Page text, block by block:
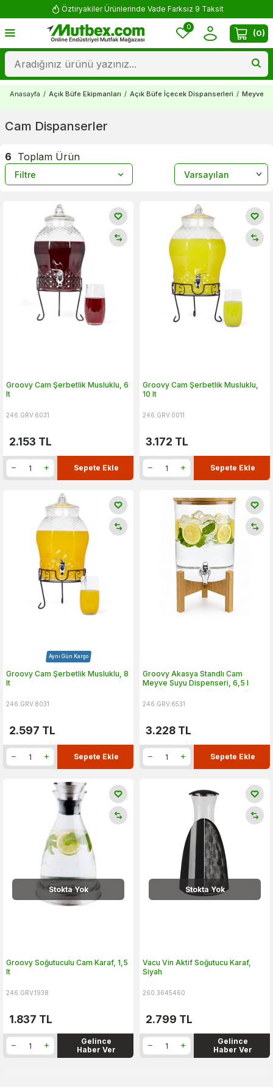
Öztiryakiler Ürünlerinde Vade Farksız 9 Taksit
0
(0)
Anasayfa / Açık Büfe Ekipmanları / Açık Büfe İçecek Dispanserleri / Meyve
Cam Dispanserler
6 Toplam Ürün
Filtre
Groovy Cam Şerbetlik Musluklu, 6
lt
246.GRV.6031
2.153 TL
Sepete Ekle
Groovy Cam Şerbetlik Musluklu,
10 lt
246.GRV.0011
3.172 TL
Sepete Ekle
Aynı Gün Kargo
Groovy Cam Şerbetlik Musluklu, 8
lt
246.GRV.8031
2.597 TL
Sepete Ekle
Groovy Akasya Standlı Cam
Meyve Suyu Dispenseri, 6,5 l
246.GRV.6531
3.228 TL
Sepete Ekle
Stokta Yok
Groovy Soğutuculu Cam Karaf, 1,5
lt
246.GRV.1938
1.837 TL
Gelince
Haber Ver
Stokta Yok
Vacu Vin Aktif Soğutucu Karaf,
Siyah
260.3645460
2.799 TL
Gelince
Haber Ver